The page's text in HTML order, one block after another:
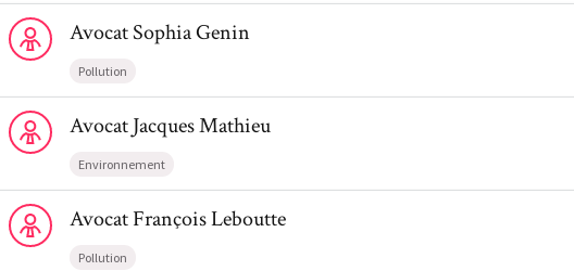
Voir le profil de AvocatSophia Genin
AvocatSophiaGenin
Pollution
Voir le profil de AvocatJacques Mathieu
AvocatJacquesMathieu
Environnement
Voir le profil de AvocatFrançois Leboutte
AvocatFrançoisLeboutte
Pollution